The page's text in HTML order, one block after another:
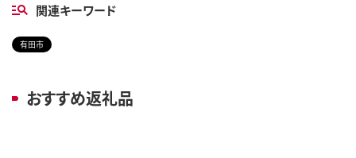
関連キーワード
有田市
おすすめ返礼品